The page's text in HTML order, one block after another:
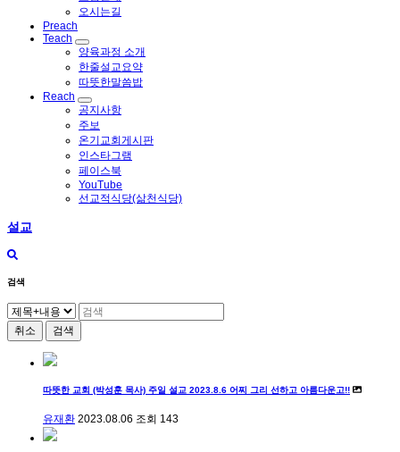
오시는길
Preach
Teach
양육과정 소개
한줄설교요약
따뜻한말씀밥
Reach
공지사항
주보
온기교회게시판
인스타그램
페이스북
YouTube
선교적식당(삶천식당)
설교
검색
취소 검색
따뜻한 교회 (박성훈 목사) 주일 설교 2023.8.6 어찌 그리 선하고 아름다운고!!
유재환 2023.08.06 조회 143